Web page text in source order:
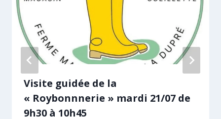
Visite guidée de la
« Roybonnnerie » mardi 21/07 de
9h30 à 10h45